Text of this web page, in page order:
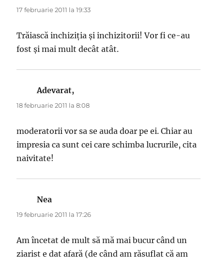
17 februarie 2011 la 19:33
Trăiască inchiziţia şi inchizitorii! Vor fi ce-au
fost şi mai mult decât atât.
Adevarat,
18 februarie 2011 la 8:08
moderatorii vor sa se auda doar pe ei. Chiar au
impresia ca sunt cei care schimba lucrurile, cita
naivitate!
Nea
19 februarie 2011 la 17:26
Am încetat de mult să mă mai bucur când un
ziarist e dat afară (de când am răsuflat că am